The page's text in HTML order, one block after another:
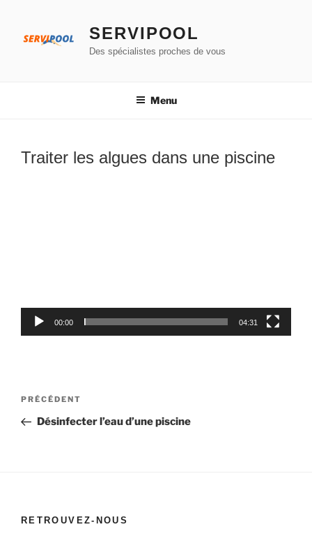
contenu
SERVIPOOL
Des spécialistes proches de vous
Menu
Traiter les algues dans une piscine
00:00 04:31
Navigation
l’article
Article
précédent
PRÉCÉDENT
Désinfecter l’eau d’une piscine
RETROUVEZ-NOUS